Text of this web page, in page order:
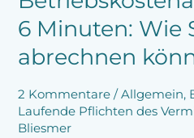
6 Minuten: Wie
abrechnen
2 Kommentare /Allgemein,
Laufende Pflichten des
Bliesmer
ich